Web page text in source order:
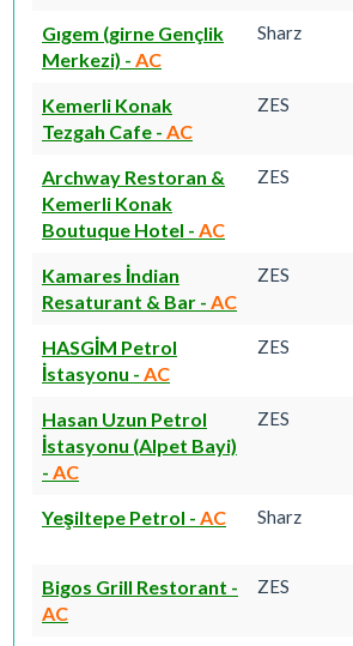
Gıgem (girne Gençlik
Merkezi) - AC
Sharz
Kemerli Konak
Tezgah Cafe - AC
ZES
Archway Restoran &
Kemerli Konak
Boutuque Hotel - AC
ZES
Kamares İndian
Resaturant & Bar - AC
ZES
HASGİM Petrol
İstasyonu - AC
ZES
Hasan Uzun Petrol
İstasyonu (Alpet Bayi)
- AC
ZES
Yeşiltepe Petrol - AC Sharz
Bigos Grill Restorant -
AC
ZES